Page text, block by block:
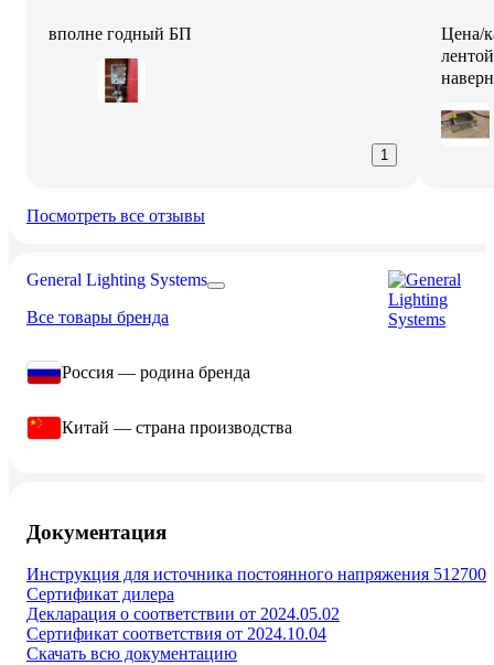
вполне годный БП
1
Цена/
Посмотреть все отзывы
General Lighting Systems
Все товары бренда
Россия — родина бренда
Китай — страна производства
Документация
Инструкция для источника постоянного напряжения 512700
Сертификат дилера
Декларация о соответствии от 2024.05.02
Сертификат соответствия от 2024.10.04
Скачать всю документацию